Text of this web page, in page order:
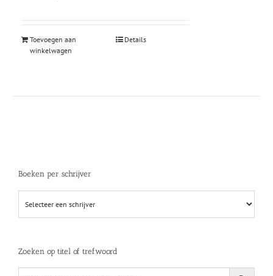
Toevoegen aan
winkelwagen
Details
Boeken per schrijver
Zoeken op titel of trefwoord